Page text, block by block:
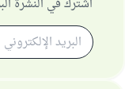
اشترك في النشرة